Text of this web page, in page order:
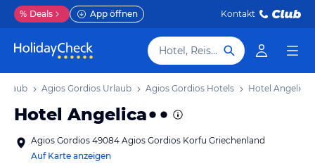
% Deals App öffnen Kontakt
Hotel, Reiseziel
Agios Gordios Urlaub Agios Gordios Hotels Hotel Angelica
Hotel Angelica
Agios Gordios 49084 Agios Gordios Korfu Griechenland
Auf Karte anzeigen